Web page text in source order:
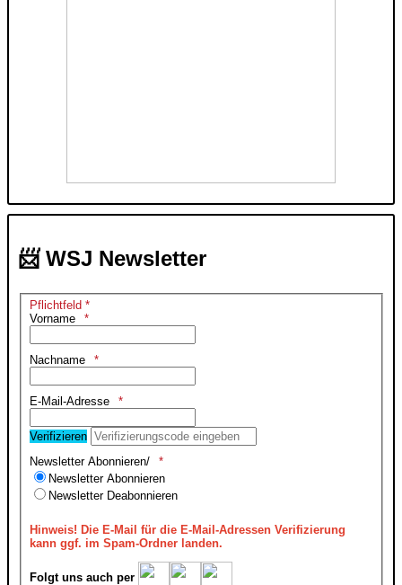
📨 WSJ Newsletter
Pflichtfeld *
Vorname
Nachname
E-Mail-Adresse
Verifizieren
Newsletter Abonnieren/
Newsletter Abonnieren
Newsletter Deabonnieren
Hinweis! Die E-Mail für die E-Mail-Adressen Verifizierung
kann ggf. im Spam-Ordner landen.
Folgt uns auch per